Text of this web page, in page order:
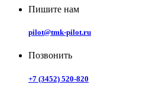
Пишите нам
pilot@tmk-pilot.ru
Позвонить
+7 (3452) 520-820